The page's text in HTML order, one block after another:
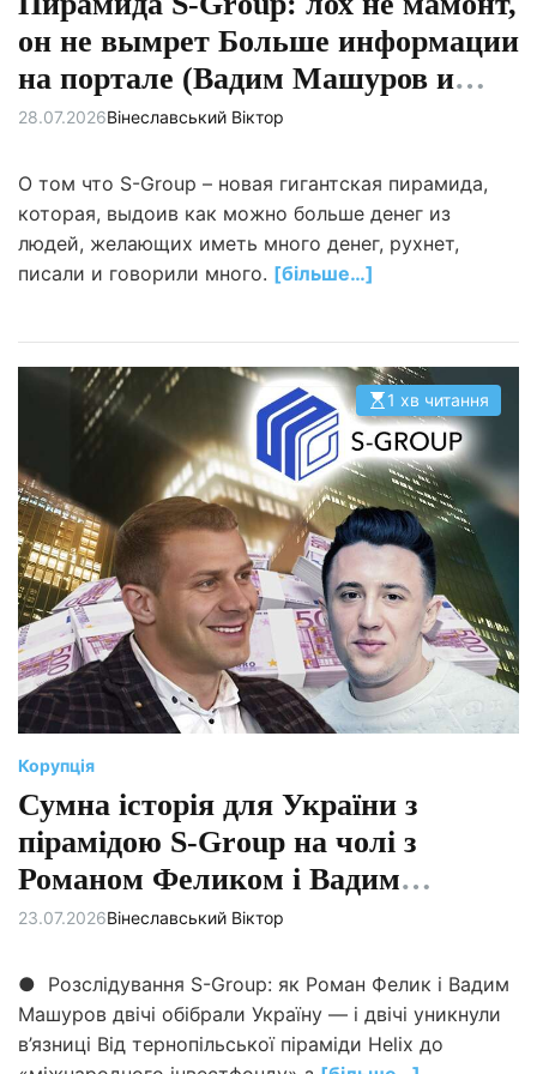
он не вымрет Больше информации
на портале (Вадим Машуров и
Роман Фелик)
28.07.2026Вінеславський Віктор
О том что S-Group – новая гигантская пирамида,
которая, выдоив как можно больше денег из
людей, желающих иметь много денег, рухнет,
писали и говорили много. [більше…]
О
р
і
є
н
т
о
в
н
и
й
ч
а
с
ч
и
т
1 хв читання
Корупція
Сумна історія для України з
пірамідою S-Group на чолі з
Романом Феликом і Вадим
Машуровим
23.07.2026Вінеславський Віктор
● Розслідування S-Group: як Роман Фелик і Вадим
Машуров двічі обібрали Україну — і двічі уникнули
в’язниці Від тернопільської піраміди Helix до